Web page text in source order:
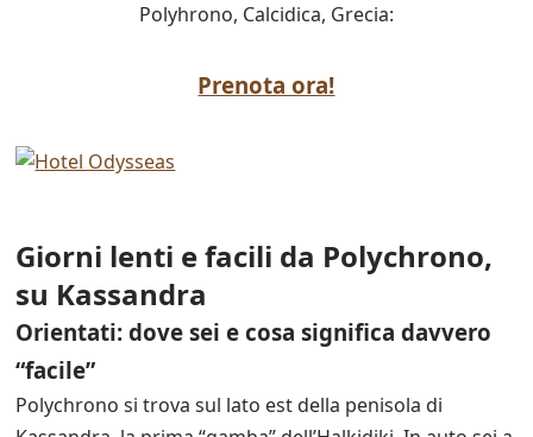
Polyhrono, Calcidica, Grecia:
Prenota ora!
Giorni lenti e facili da Polychrono,
su Kassandra
Orientati: dove sei e cosa significa davvero
“facile”
Polychrono si trova sul lato est della penisola di